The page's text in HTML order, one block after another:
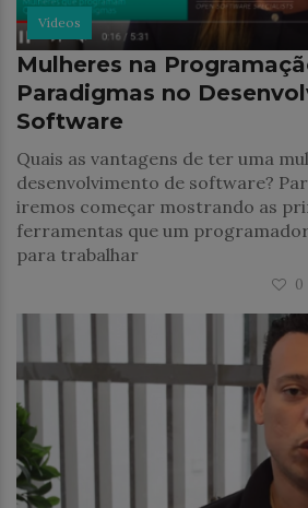
Vídeos
Mulheres na
Paradigmas no
Software
Quais as vantagens de ter uma
desenvolvimento de software?
iremos começar mostrando as
ferramentas que um
para trabalhar
0